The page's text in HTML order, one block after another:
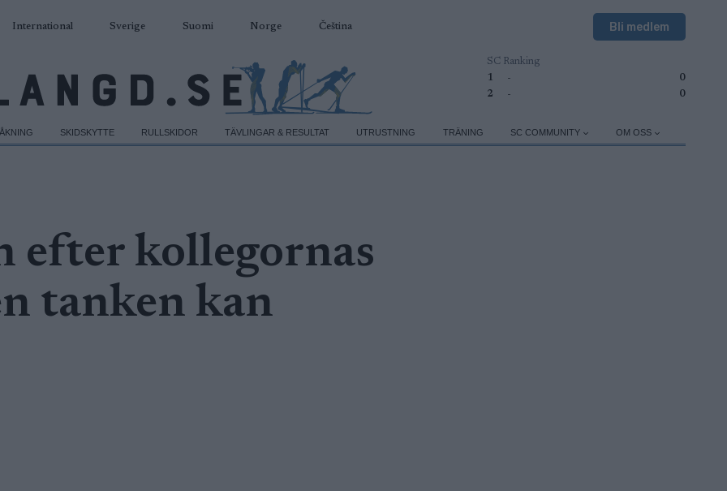
International Sverige Suomi Norge Čeština Bli medlem
SC Ranking
1
-
0
2
- 0
SKIDSKYTTE RULLSKIDOR TÄVLINGAR & RESULTAT UTRUSTNING TRÄNING SC COMMUNITY OM OSS
efter kollegornas
tanken kan